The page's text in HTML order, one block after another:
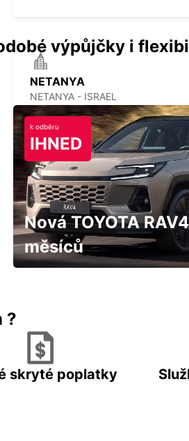
NETANYA
NETANYA - ISRAEL
výpůjčky i
k odběru
IHNED
Nová TOYOTA
měsíců
?
skryté poplatky